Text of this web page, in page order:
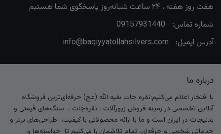
هفت روز هفته ، ۲۴ ساعت شبانه‌روز پاسخگوی شما هستیم
شماره تماس:
09157931440
آدرس ایمیل:
info@baqiyyatollahsilvers.com
درباره ما
با افتخار اعلام می‌کنیم:نقره جات بقیه الله (عج) حرفه‌ای‌ترین فروشگاه
آنلاین تخصصی در زمینه فروش زیورآلات ، نقره‌جات ، سنگ‌های قیمتی و
بدلیجات در ایران است و ما با ارائه محصولاتی با کیفیت، طراحی‌های برتر و
خدماتی شخصی و حرفه‌ای، تمام تلاشمان را می‌کنیم تا خواسته‌ها و